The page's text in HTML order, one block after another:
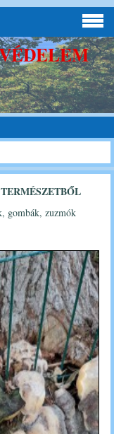
gombák, zuzmók